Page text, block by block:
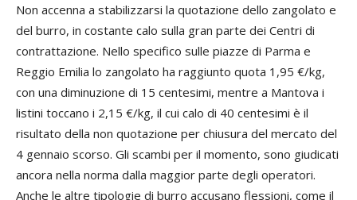
Non accenna a stabilizzarsi la quotazione dello zangolato e
del burro, in costante calo sulla gran parte dei Centri di
contrattazione. Nello specifico sulle piazze di Parma e
Reggio Emilia lo zangolato ha raggiunto quota 1,95 €/kg,
con una diminuzione di 15 centesimi, mentre a Mantova i
listini toccano i 2,15 €/kg, il cui calo di 40 centesimi è il
risultato della non quotazione per chiusura del mercato del
4 gennaio scorso. Gli scambi per il momento, sono giudicati
ancora nella norma dalla maggior parte degli operatori.
Anche le altre tipologie di burro accusano flessioni, come il